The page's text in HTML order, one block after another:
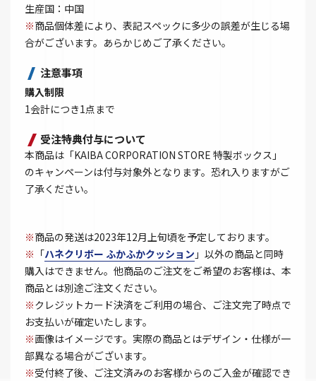
生産国：中国
※商品個体差により、表記スペックに多少の誤差が生じる場
合がございます。あらかじめご了承ください。
注意事項
購入制限
1会計につき1点まで
受注特典付与について
本商品は「KAIBA CORPORATION STORE 特製ボックス」
のキャンペーンは付与対象外となります。恐れ入りますがご
了承ください。
※商品の発送は2023年12月上旬頃を予定しております。
※ 「ハネクリボー ふかふかクッション 」以外の商品と同時
購入はできません。他商品のご注文をご希望のお客様は、本
商品とは別途ご注文ください。
※クレジットカード決済をご利用の場合、ご注文完了時点で
お支払いが確定いたします。
※画像はイメージです。実際の商品とはデザイン・仕様が一
部異なる場合がございます。
※受付終了後、ご注文済みのお客様からのご入金が確認でき